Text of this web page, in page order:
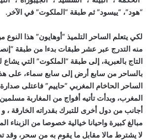
“هود”، “ييسود” ثم طبقة “الملكوت” في الآخر.
لكي يتعلم الساحر التلميذ “أوهايون” هذا
منه التدرج عبر عشر طبقات بدءا من طبقة
التاج بالعبرية، إلى طبقة “الملكوت” التي يشاع
بالساحر من سابع أرض إلى سابع سماء، على
الساحر الحاخام المغربي “حاييم” فاعتلى
المغرب، وبدأت تأتيه أفواج من المغاربة
أجانب من دول أخرى للتبرك بقدراته الخارقة ،
مبالغ كبيرة واحيانا خيالية خصوصا من الزبناء
لا يشترط مالا مقابل ما يقوم به من سحر، وقد